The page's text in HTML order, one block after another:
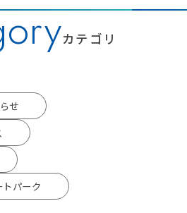
カテゴリ
せ
パーク